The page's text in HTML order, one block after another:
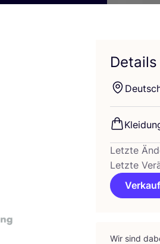
Details
Letzte
Letzte
Wir sind